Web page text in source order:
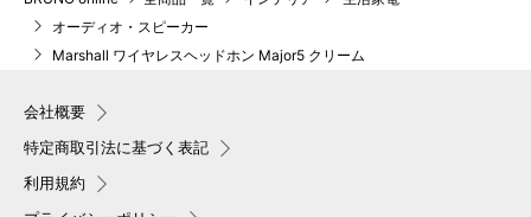
オーディオ・スピーカー
Marshall ワイヤレスヘッドホン Major5 クリーム
会社概要
特定商取引法に基づく表記
利用規約